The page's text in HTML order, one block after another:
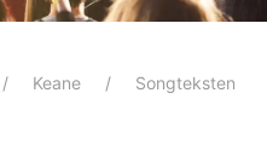
Keane Songteksten